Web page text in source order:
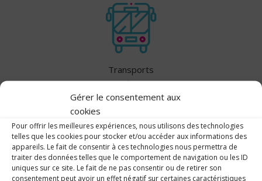
Gérer le consentement aux
cookies
Pour offrir les meilleures expériences, nous utilisons des technologies
telles que les cookies pour stocker et/ou accéder aux informations des
appareils. Le fait de consentir à ces technologies nous permettra de
traiter des données telles que le comportement de navigation ou les ID
uniques sur ce site. Le fait de ne pas consentir ou de retirer son
consentement peut avoir un effet négatif sur certaines caractéristiques
Transports
scolaires